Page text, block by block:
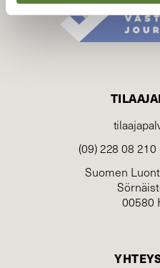
(09) 228 08
Suomen
00580